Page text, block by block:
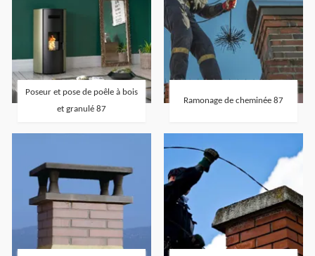
Poseur et pose de poêle à bois
et granulé 87
Ramonage de cheminée 87